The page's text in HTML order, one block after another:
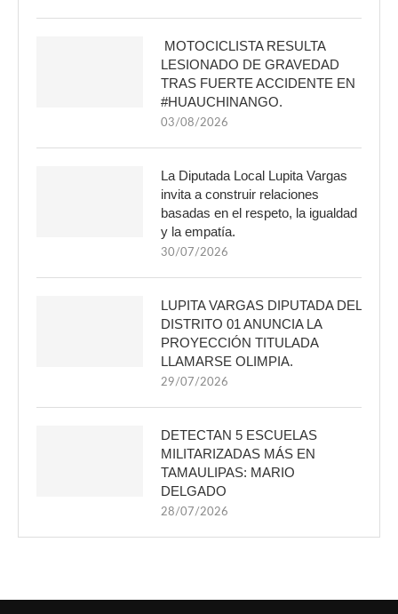
MOTOCICLISTA RESULTA
LESIONADO DE GRAVEDAD
TRAS FUERTE ACCIDENTE EN
#HUAUCHINANGO.
03/08/2026
La Diputada Local Lupita Vargas
invita a construir relaciones
basadas en el respeto, la igualdad
y la empatía.
30/07/2026
LUPITA VARGAS DIPUTADA DEL
DISTRITO 01 ANUNCIA LA
PROYECCIÓN TITULADA
LLAMARSE OLIMPIA.
29/07/2026
DETECTAN 5 ESCUELAS
MILITARIZADAS MÁS EN
TAMAULIPAS: MARIO
DELGADO
28/07/2026